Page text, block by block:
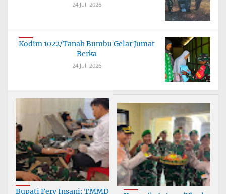
24 Juli 2026
Kodim 1022/Tanah Bumbu Gelar Jumat
Berka
24 Juli 2026
Bupati Fery Insani: TMMD